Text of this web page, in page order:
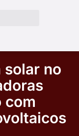
solar no
com